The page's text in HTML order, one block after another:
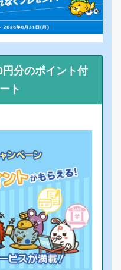
分のポイント付
ト